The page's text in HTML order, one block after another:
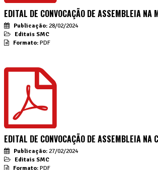
EDITAL DE CONVOCAÇÃO DE ASSEMBLEIA NA
Publicação: 28/02/2024
Editais SMC
Formato: PDF
EDITAL DE CONVOCAÇÃO DE ASSEMBLEIA NA
Publicação: 27/02/2024
Editais SMC
Formato: PDF